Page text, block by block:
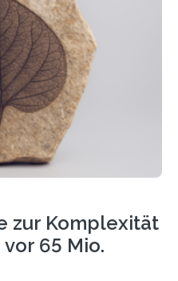
des
in der Bäckerhefe
der für die
entscheidend ist. Die
2025 in der
zur Komplexität
65 Mio.